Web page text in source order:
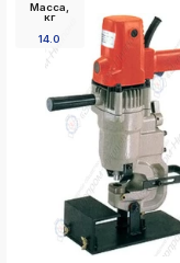
Масса,
кг
14.0